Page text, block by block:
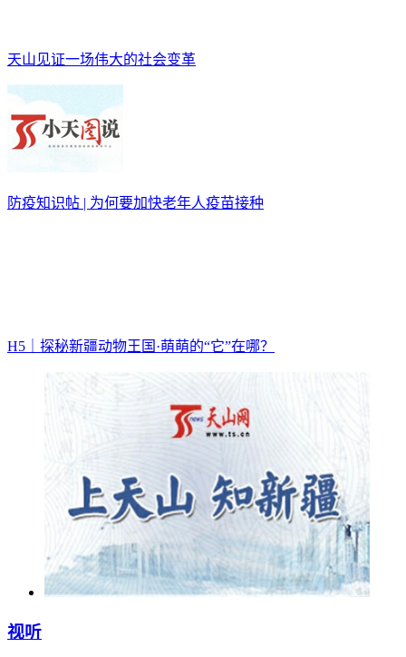
天山见证一场伟大的社会变革
防疫知识帖 | 为何要加快老年人疫苗接种
H5｜探秘新疆动物王国·萌萌的“它”在哪？
视听